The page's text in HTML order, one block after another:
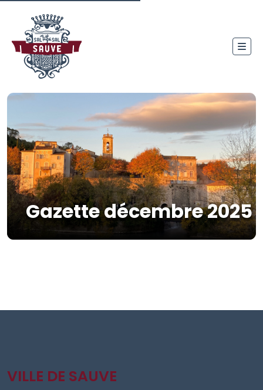
Gazette décembre 2025
VILLE DE SAUVE